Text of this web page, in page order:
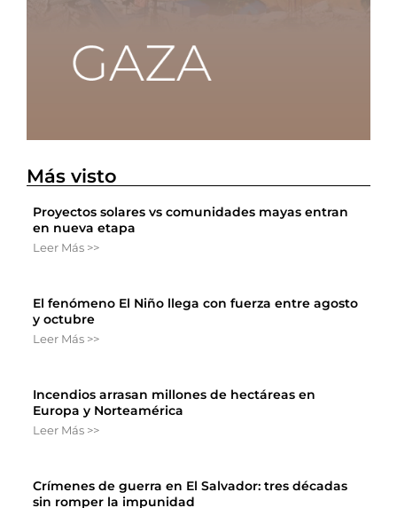
Más visto
Proyectos solares vs comunidades mayas entran
en nueva etapa
Leer Más >>
El fenómeno El Niño llega con fuerza entre agosto
y octubre
Leer Más >>
Incendios arrasan millones de hectáreas en
Europa y Norteamérica
Leer Más >>
Crímenes de guerra en El Salvador: tres décadas
sin romper la impunidad